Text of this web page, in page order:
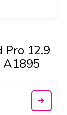
Pro 12.9
A1895